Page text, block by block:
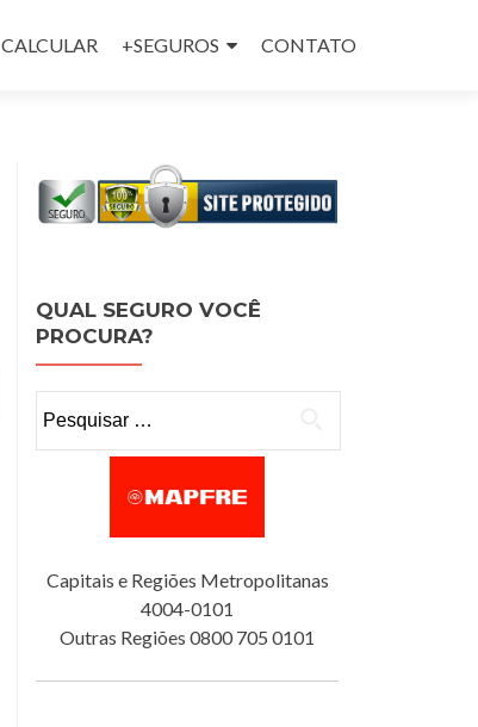
CALCULAR +SEGUROS CONTATO
QUAL SEGURO VOCÊ
PROCURA?
Capitais e Regiões Metropolitanas
4004-0101
Outras Regiões 0800 705 0101